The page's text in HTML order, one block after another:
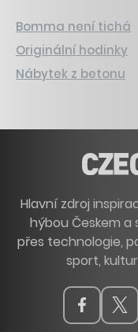
Bomma není tichá
Originální hodinky
Nábytek z betonu
Hlavní zdroj
hýbou Českem
přes technologie,
sport,